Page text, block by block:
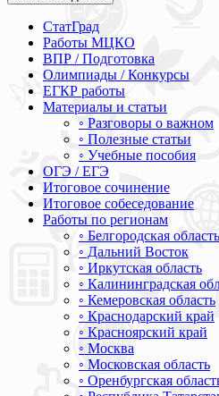
Академия СОВА
Подготовка к ЕГЭ, ОГЭ, ВПР,
СтатГрад
Работы МЦКО
ВПР / Подготовка
Олимпиады / Конкурсы
ЕГКР работы
Материалы и статьи
◦ Разговоры о важном
◦ Полезные статьи
◦ Учебные пособия
ОГЭ / ЕГЭ
Итоговое сочинение
Итоговое собеседование
Работы по регионам
◦ Белгородская область
◦ Дальний Восток
◦ Иркутская область
◦ Калининградская
◦ Кемеровская область
◦ Краснодарский край
◦ Красноярский край
◦ Москва
◦ Московская область
◦ Оренбургская